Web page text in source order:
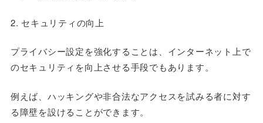
2. セキュリティの向上
プライバシー設定を強化することは、インターネット上で
のセキュリティを向上させる手段でもあります。
例えば、ハッキングや非合法なアクセスを試みる者に対す
る障壁を設けることができます。